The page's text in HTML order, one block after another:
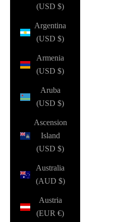
(USD $)
Argentina
(USD $)
Armenia
(USD $)
Aruba
(USD $)
Ascension
Island
(USD $)
Australia
(AUD $)
Austria
(EUR €)